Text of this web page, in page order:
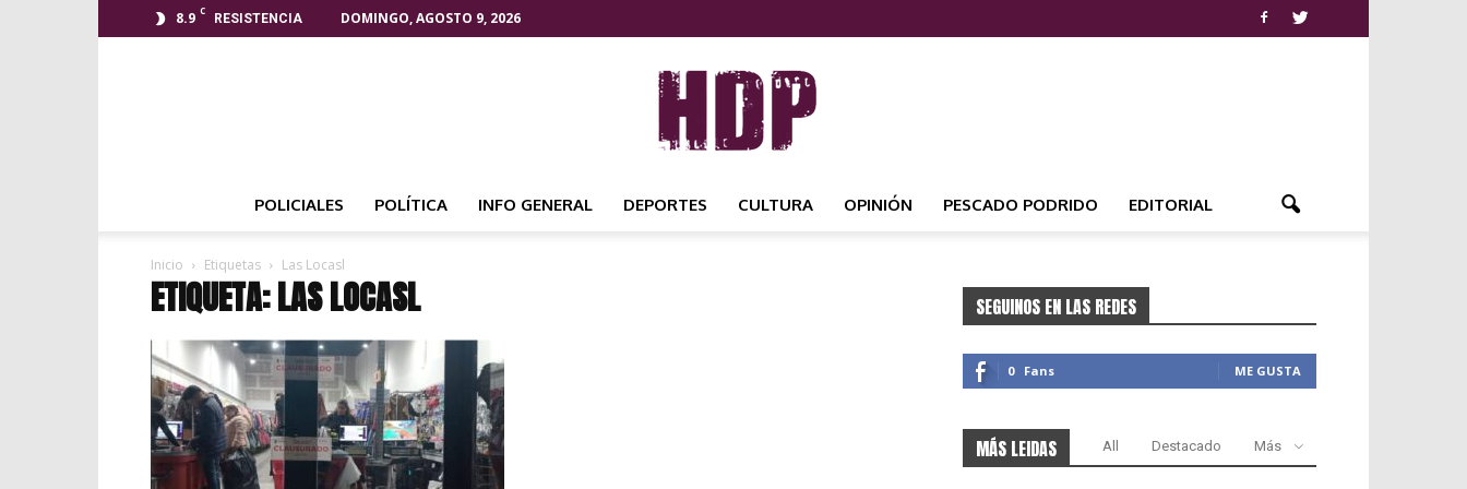
8.9 C
RESISTENCIA DOMINGO, AGOSTO 9, 2026
POLICIALES POLÍTICA INFO GENERAL DEPORTES CULTURA OPINIÓN PESCADO PODRIDO EDITORIAL
Inicio Etiquetas Las Locasl
ETIQUETA: LAS LOCASL SEGUINOS EN LAS REDES
0 Fans ME GUSTA
MÁS LEIDAS All Destacado Más